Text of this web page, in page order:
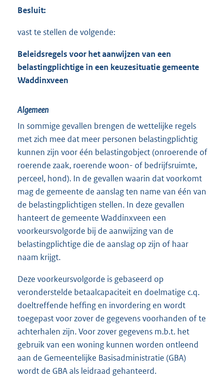
Besluit:
vast te stellen de volgende:
Beleidsregels voor het aanwijzen van een
belastingplichtige in een keuzesituatie gemeente
Waddinxveen
Algemeen
In sommige gevallen brengen de wettelijke regels
met zich mee dat meer personen belastingplichtig
kunnen zijn voor één belastingobject (onroerende of
roerende zaak, roerende woon- of bedrijfsruimte,
perceel, hond). In de gevallen waarin dat voorkomt
mag de gemeente de aanslag ten name van één van
de belastingplichtigen stellen. In deze gevallen
hanteert de gemeente Waddinxveen een
voorkeursvolgorde bij de aanwijzing van de
belastingplichtige die de aanslag op zijn of haar
naam krijgt.
Deze voorkeursvolgorde is gebaseerd op
veronderstelde betaalcapaciteit en doelmatige c.q.
doeltreffende heffing en invordering en wordt
toegepast voor zover de gegevens voorhanden of te
achterhalen zijn. Voor zover gegevens m.b.t. het
gebruik van een woning kunnen worden ontleend
aan de Gemeentelijke Basisadministratie (GBA)
wordt de GBA als leidraad gehanteerd.